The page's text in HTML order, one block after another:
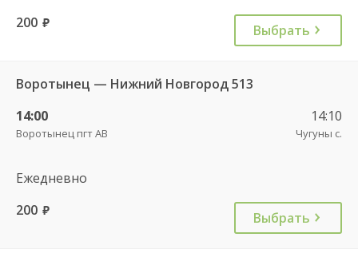
200 руб. Выбрать
Воротынец — Нижний Новгород 513
14:00
Воротынец пгт АВ
14:10
Чугуны с.
Ежедневно
200 руб. Выбрать